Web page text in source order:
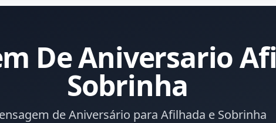
De Aniversario
Sobrinha
de Aniversário para Afilhada e Sobrinha